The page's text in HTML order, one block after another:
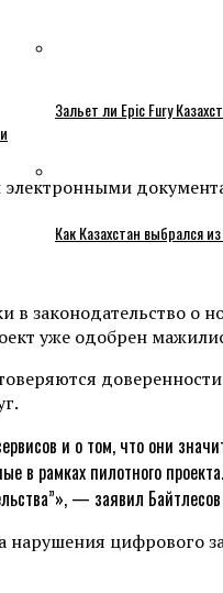
Зальет ли Epic Fury
Как Казахстан выбрался
в законодательство
уже одобрен
и о том, что они
в рамках пилотного
— заявил
нарушения